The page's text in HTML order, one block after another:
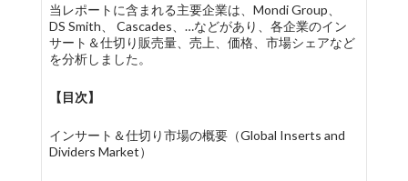
当レポートに含まれる主要企業は、Mondi Group、
DS Smith、 Cascades、…などがあり、各企業のイン
サート＆仕切り販売量、売上、価格、市場シェアなど
を分析しました。
【目次】
インサート＆仕切り市場の概要（Global Inserts and
Dividers Market）